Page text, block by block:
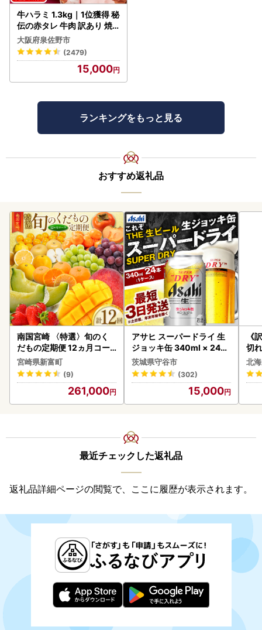
牛ハラミ 1.3kg｜1位獲得 秘
伝の赤タレ 牛肉 訳あり 焼
肉 BBQ
大阪府泉佐野市
(2479)
15,000
ランキングをもっと見る
おすすめ返礼品
南国宮崎 〈特選〉旬のく
だもの定期便 12ヵ月コー
ス【F84-25】
宮崎県新富町
(9)
261,000
アサヒ スーパードライ 生
ジョッキ缶 340ml × 24本
(1ケース) ＜茨城工場＞ 缶
ビール お酒 Asahi 守谷市
茨城県守谷市
(302)
15,000
《
切
0g
北
最近チェックした返礼品
返礼品詳細ページの閲覧で、ここに履歴が表示されます。